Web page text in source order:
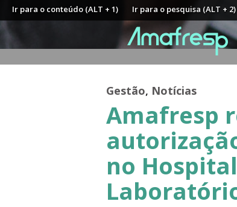
Ir para o conteúdo (ALT + 1) Ir para o pesquisa (ALT + 2)
Gestão, Notícias
Amafresp
no